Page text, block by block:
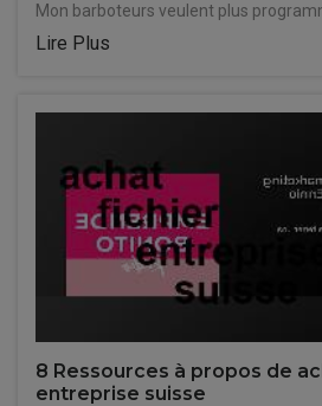
Mon barboteurs veulent plus
Lire Plus
8 Ressources à propos de
entreprise suisse